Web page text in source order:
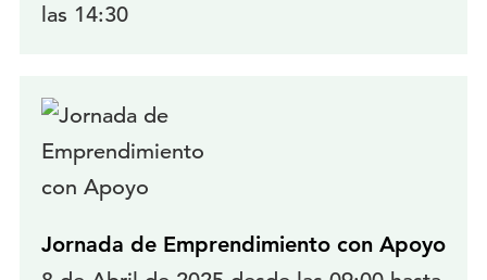
las 14:30
Jornada de Emprendimiento con Apoyo